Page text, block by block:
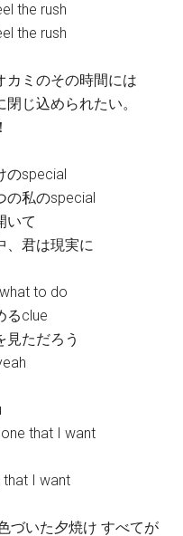
the rush
the rush
カミのその時間には
閉じ込められたい。
のspecial
の私のspecial
いて
、君は現実に
to do
るclue
見ただろう
one that I want
that I want
づいた夕焼け すべてが